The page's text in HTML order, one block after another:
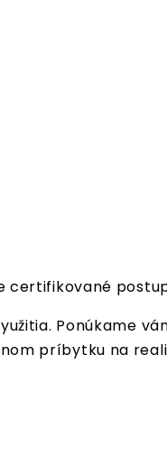
certifikované
Ponúkame
príbytku na